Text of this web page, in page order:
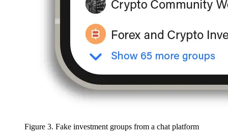
Figure 3. Fake investment groups from a chat platform